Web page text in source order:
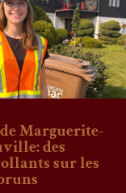
Marguerite-
des
sur les